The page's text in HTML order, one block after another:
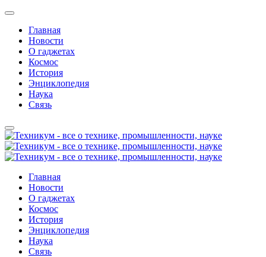
Главная
Новости
О гаджетах
Космос
История
Энциклопедия
Наука
Связь
Главная
Новости
О гаджетах
Космос
История
Энциклопедия
Наука
Связь